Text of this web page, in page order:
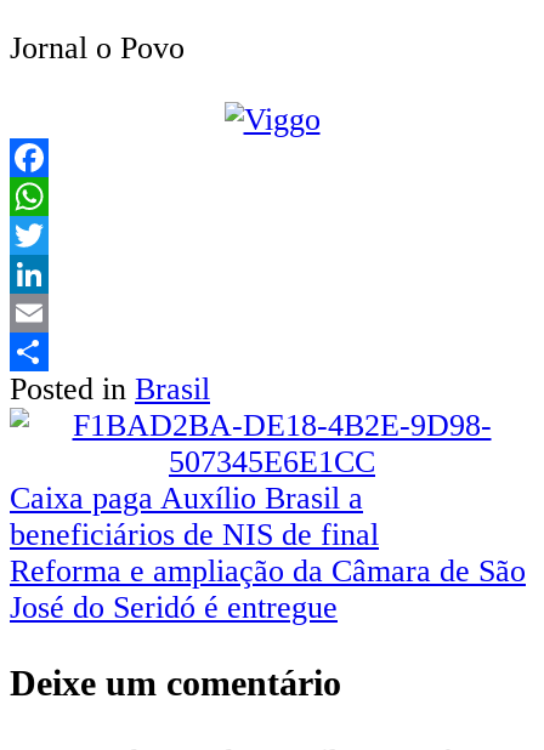
Jornal o Povo
Facebook
WhatsApp
Twitter
LinkedIn
Email
Share
Posted in Brasil
Navegação
de
Post
Caixa paga Auxílio Brasil a
beneficiários de NIS de final
Reforma e ampliação da Câmara de São
José do Seridó é entregue
Deixe um comentário